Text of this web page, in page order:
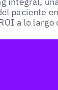
paciente
a lo largo